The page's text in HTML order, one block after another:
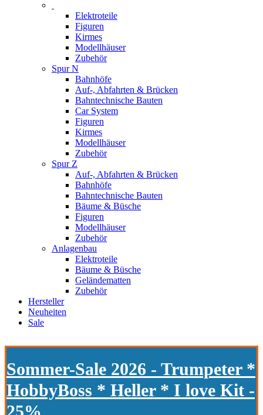
Elektroteile
Figuren
Kirmes
Modellhäuser
Zubehör
Spur N
Bahnhöfe
Auf-, Abfahrten & Brücken
Bahntechnische Bauten
Car System
Figuren
Kirmes
Modellhäuser
Zubehör
Spur Z
Auf-, Abfahrten & Brücken
Bahnhöfe
Bahntechnische Bauten
Bäume & Büsche
Figuren
Modellhäuser
Zubehör
Anlagenbau
Elektroteile
Bäume & Büsche
Geländematten
Zubehör
Hersteller
Neuheiten
Sale
Sommer-Sale 2026 - Trumpeter *
HobbyBoss * Heller * I love Kit -
25%